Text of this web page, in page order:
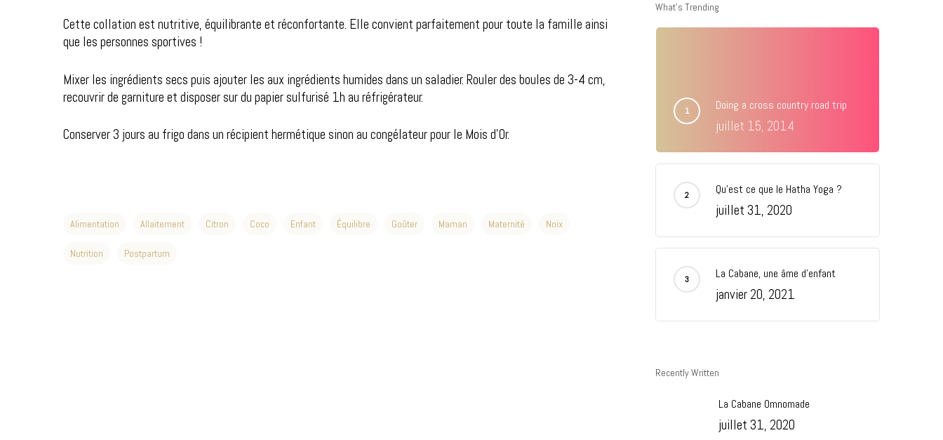
Cette collation est nutritive, équilibrante et réconfortante. Elle convient parfaitement pour toute la famille ainsi
que les personnes sportives !
Mixer les ingrédients secs puis ajouter les aux ingrédients humides dans un saladier. Rouler des boules de 3-4 cm,
recouvrir de garniture et disposer sur du papier sulfurisé 1h au réfrigérateur.
Conserver 3 jours au frigo dans un récipient hermétique sinon au congélateur pour le Mois d’Or.
Alimentation Allaitement Citron Coco Enfant Équilibre Goûter Maman Maternité Noix
Nutrition Postpartum
What’s Trending
Doing a cross country road trip
juillet 15, 2014
Qu’est ce que le Hatha Yoga ?
juillet 31, 2020
La Cabane, une âme d’enfant
janvier 20, 2021
Recently Written
La Cabane Omnomade
juillet 31, 2020